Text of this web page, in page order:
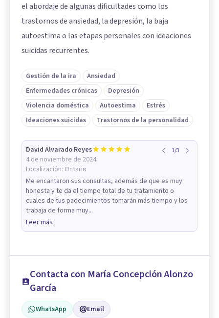
el abordaje de algunas dificultades como los
trastornos de ansiedad, la depresión, la baja
autoestima o las etapas personales con ideaciones
suicidas recurrentes.
Gestión de la ira
Ansiedad
Enfermedades crónicas
Depresión
Violencia doméstica
Autoestima
Estrés
Ideaciones suicidas
Trastornos de la personalidad
David Alvarado Reyes
4 de noviembre de 2024
Localización: Ontario
1/3
Me encantaron sus consultas, además de que es muy
honesta y te da el tiempo total de tu tratamiento o
cuales de tus padecimientos tomarán más tiempo y los
trabaja de forma muy...
Leer más
Contacta con María Concepción Alonzo
García
WhatsApp Email